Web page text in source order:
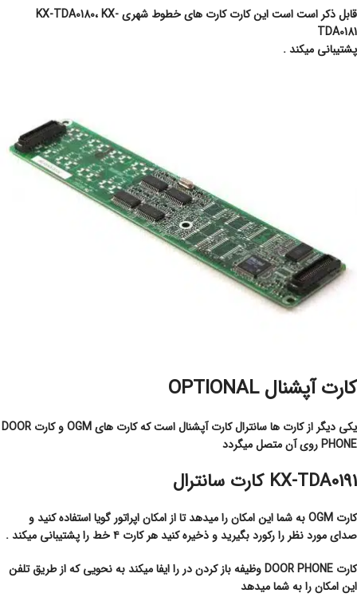
قابل ذکر است است این کارت کارت های خطوط شهری KX-TDA0180، KX-
TDA0181
پشتیبانی میکند .
کارت آپشنال OPTIONAL
یکی دیگر از کارت ها سانترال کارت آپشنال است که کارت های OGM و کارت DOOR
PHONE روی آن متصل میگردد
KX-TDA0191 کارت سانترال
کارت OGM به شما این امکان را میدهد تا از امکان اپراتور گویا استفاده کنید و
صدای مورد نظر را رکورد بگیرید و ذخیره کنید هر کارت ۴ خط را پشتیبانی میکند .
کارت DOOR PHONE وظیفه باز کردن در را ایفا میکند به نحویی که از طریق تلفن
این امکان را به شما میدهد